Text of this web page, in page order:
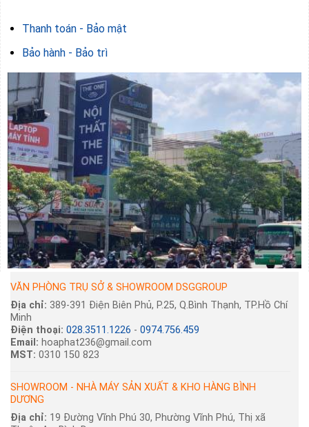
Thanh toán - Bảo mật
Bảo hành - Bảo trì
VĂN PHÒNG TRỤ SỞ & SHOWROOM DSGGROUP
Địa chỉ: 389-391 Điện Biên Phủ, P.25, Q.Bình Thạnh, TP.Hồ Chí
Minh
Điện thoại: 028.3511.1226 - 0974.756.459
Email: hoaphat236@gmail.com
MST: 0310 150 823
SHOWROOM - NHÀ MÁY SẢN XUẤT & KHO HÀNG BÌNH
DƯƠNG
Địa chỉ: 19 Đường Vĩnh Phú 30, Phường Vĩnh Phú, Thị xã